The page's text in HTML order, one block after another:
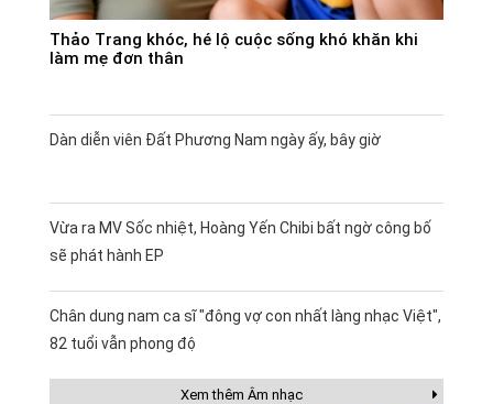
Thảo Trang khóc, hé lộ cuộc sống khó khăn khi
làm mẹ đơn thân
Dàn diễn viên Đất Phương Nam ngày ấy, bây giờ
Vừa ra MV Sốc nhiệt, Hoàng Yến Chibi bất ngờ công bố
sẽ phát hành EP
Chân dung nam ca sĩ "đông vợ con nhất làng nhạc Việt",
82 tuổi vẫn phong độ
Xem thêm Âm nhạc